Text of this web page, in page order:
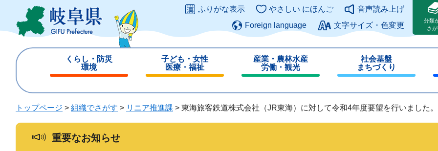
ジ
ュ
このページの本文へ
ふりがな表示 やさしい にほんご
音声読み上げ
Foreign language
文字サイズ・色変更
分類
さ
くらし・防災
環境
じ
子ども・女性
医療・福祉
じ
る
産業・農林水産
労働・観光
じ
る
社会基盤
まちづくり
じ
る
トップページ > 組織でさがす > リニア推進課 > 東海旅客鉄道株式会社（JR東海）に対して令和4年度要望を行いました。
重要なお知らせ